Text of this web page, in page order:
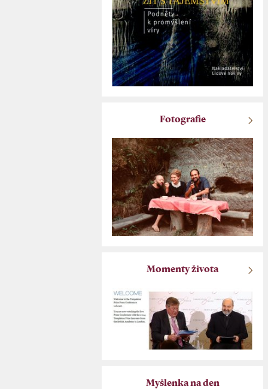
Fotografie
Momenty života
Myšlenka na den